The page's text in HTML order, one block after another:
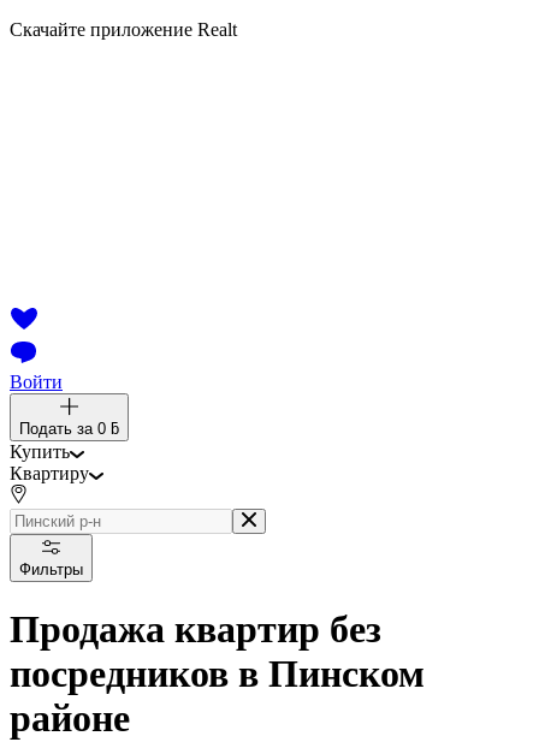
Скачайте приложение Realt
Войти
Подать за 0 ƃ
Купить
Квартиру
Фильтры
Продажа квартир без
посредников в Пинском
районе